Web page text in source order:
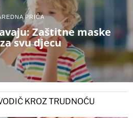
PRIČA
Zaštitne maske
svu djecu
KROZ TRUDNOĆU